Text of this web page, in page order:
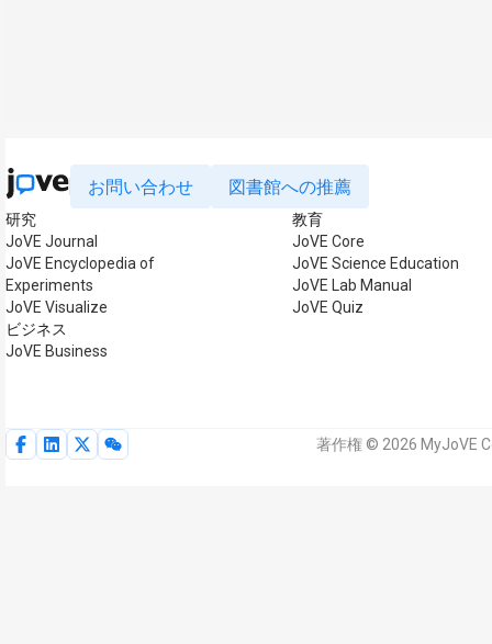
お問い合わせ 図書館への推薦
研究
JoVE Journal
JoVE Encyclopedia of
Experiments
JoVE Visualize
ビジネス
JoVE Business
教育
JoVE Core
JoVE Science Education
JoVE Lab Manual
JoVE Quiz
著作権 © 2026 MyJoVE